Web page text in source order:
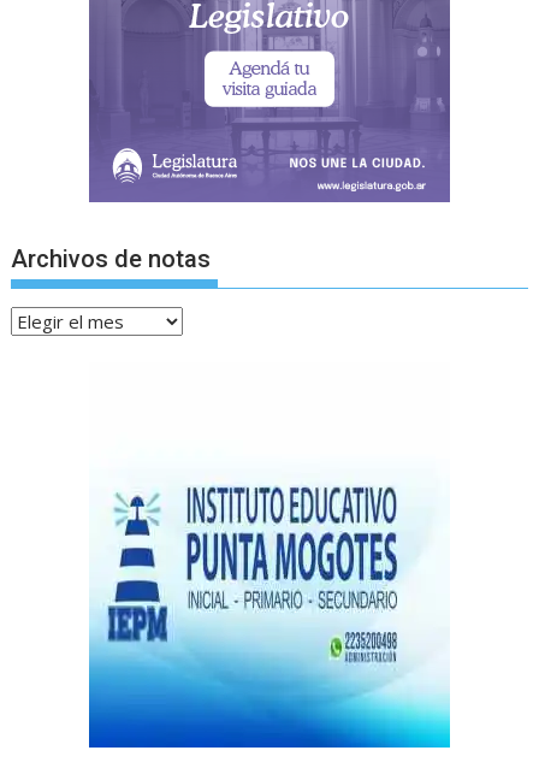
Archivos de notas
Archivos